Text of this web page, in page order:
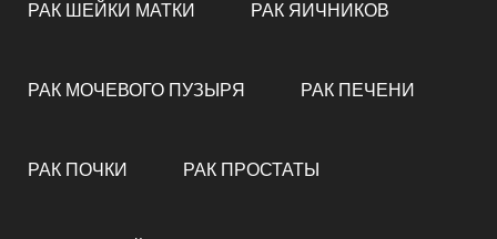
РАК ШЕЙКИ МАТКИ РАК ЯИЧНИКОВ
РАК МОЧЕВОГО ПУЗЫРЯ РАК ПЕЧЕНИ
РАК ПОЧКИ РАК ПРОСТАТЫ